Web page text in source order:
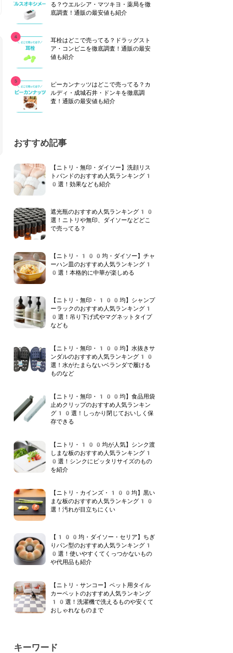
る？ウエルシア・マツキヨ・薬局を徹
底調査！通販の最安値も紹介
耳栓はどこで売ってる？ドラッグスト
ア・コンビニを徹底調査！通販の最安
値も紹介
ピーカンナッツはどこで売ってる？カ
ルディ・成城石井・ドンキを徹底調
査！通販の最安値も紹介
おすすめ記事
【ニトリ・無印・ダイソー】洗顔リス
トバンドのおすすめ人気ランキング1
0選！効果なども紹介
遮光瓶のおすすめ人気ランキング10
選！ニトリや無印、ダイソーなどどこ
で売ってる？
【ニトリ・100均・ダイソー】チャ
ーハン皿のおすすめ人気ランキング1
0選！本格的に中華が楽しめる
【ニトリ・無印・100均】シャンプ
ーラックのおすすめ人気ランキング1
0選！吊り下げ式やマグネットタイプ
なども
【ニトリ・無印・100均】水抜きサ
ンダルのおすすめ人気ランキング10
選！水がたまらないベランダで履ける
ものなど
【ニトリ・無印・100均】食品用袋
止めクリップのおすすめ人気ランキン
グ10選！しっかり閉じておいしく保
存できる
【ニトリ・100均が人気】シンク渡
しまな板のおすすめ人気ランキング1
0選！シンクにピッタリサイズのもの
を紹介
【ニトリ・カインズ・100均】黒い
まな板のおすすめ人気ランキング10
選！汚れが目立ちにくい
【100均・ダイソー・セリア】ちぎ
りパン型のおすすめ人気ランキング1
0選！使いやすくてくっつかないもの
や代用品も紹介
【ニトリ・サンコー】ペット用タイル
カーペットのおすすめ人気ランキング
10選！洗濯機で洗えるものや安くて
おしゃれなものまで
キーワード